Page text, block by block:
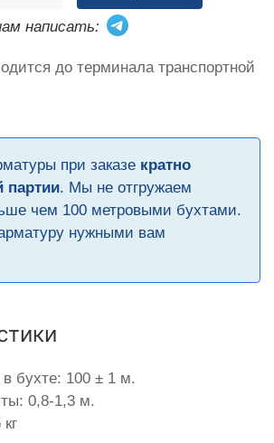
написать:
до терминала транспортной
при заказе кратно
партии. Мы не отгружаем
чем 100 метровыми бухтами.
нужными вам
бухте: 100 ± 1 м.
0,8-1,3 м.